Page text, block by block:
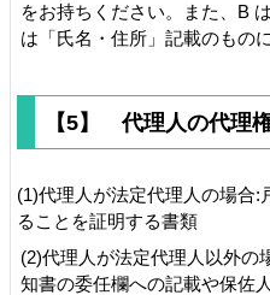
をお持ちください。また、B
は「氏名・住所」記載のもの
【5】代理人の代理
(1)代理人が法定代理人の場合:
ることを証明する書類
(2)代理人が法定代理人以外の
知書の委任欄への記載や保佐